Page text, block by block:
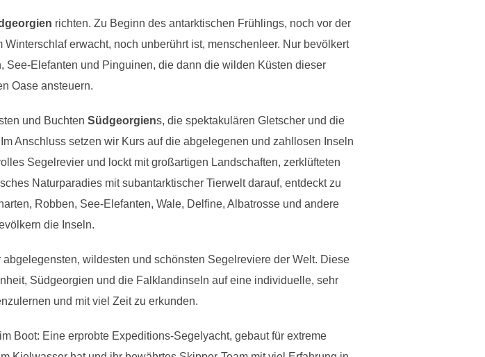
richten. Zu Beginn des antarktischen Frühlings, noch vor der
erwacht, noch unberührt ist, menschenleer. Nur bevölkert
Elefanten und Pinguinen, die dann die wilden Küsten dieser
Oase ansteuern.
und Buchten Südgeorgiens, die spektakulären Gletscher und die
Anschluss setzen wir Kurs auf die abgelegenen und zahllosen Inseln
Segelrevier und lockt mit großartigen Landschaften, zerklüfteten
Naturparadies mit subantarktischer Tierwelt darauf, entdeckt zu
Robben, See-Elefanten, Wale, Delfine, Albatrosse und andere
die Inseln.
wildesten und schönsten Segelreviere der Welt. Diese
Südgeorgien und die Falklandinseln auf eine individuelle, sehr
und mit viel Zeit zu erkunden.
Boot: Eine erprobte Expeditions-Segelyacht, gebaut für extreme